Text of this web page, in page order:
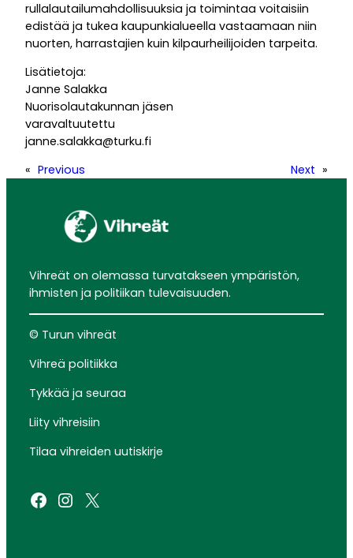
rullalautailumahdollisuuksia ja toimintaa voitaisiin
edistää ja tukea kaupunkialueella vastaamaan niin
nuorten, harrastajien kuin kilpaurheilijoiden tarpeita.
Lisätietoja:
Janne Salakka
Nuorisolautakunnan jäsen
varavaltuutettu
janne.salakka@turku.fi
« Previous Next »
Vihreät on olemassa turvatakseen ympäristön,
ihmisten ja politiikan tulevaisuuden.
© Turun vihreät
Vihreä politiikka
Tykkää ja seuraa
Liity vihreisiin
Tilaa vihreiden uutiskirje
Facebook
Instagram
X